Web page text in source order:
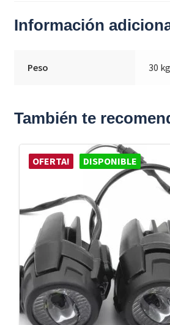
Información
Peso 30 kg
También te
OFERTA! DISPONIBLE